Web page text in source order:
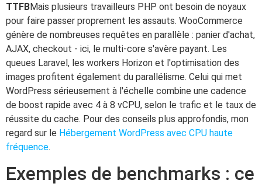
TTFBMais plusieurs travailleurs PHP ont besoin de noyaux
pour faire passer proprement les assauts. WooCommerce
génère de nombreuses requêtes en parallèle : panier d'achat,
AJAX, checkout - ici, le multi-core s'avère payant. Les
queues Laravel, les workers Horizon et l'optimisation des
images profitent également du parallélisme. Celui qui met
WordPress sérieusement à l'échelle combine une cadence
de boost rapide avec 4 à 8 vCPU, selon le trafic et le taux de
réussite du cache. Pour des conseils plus approfondis, mon
regard sur le Hébergement WordPress avec CPU haute
fréquence.
Exemples de benchmarks : ce